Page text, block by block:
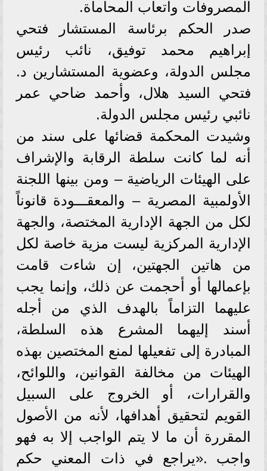
المصروفات واتعاب المحاماة.
صدر الحكم برئاسة المستشار فتحي
إبراهيم محمد توفيق، نائب رئيس
مجلس الدولة، وعضوية المستشارين د.
فتحي السيد هلال، وأحمد ضاحي عمر
نائبي رئيس مجلس الدولة.
وشيدت المحكمة قضائها على سند من
أنه لما كانت سلطة الرقابة والإشراف
على الهيئات الرياضية – ومن بينها اللجنة
الأولمبية المصرية – والمعقـــودة قانوناً
لكل من الجهة الإدارية المختصة، والجهة
الإدارية المركزية ليست مزية خاصة لكل
من هاتين الجهتين، إن شاءت قامت
بإعمالها أو أحجمت عن ذلك، وإنما يجب
عليهما التزاماً بالهدف الذي من أجله
أسند إليهما المشرع هذه السلطة،
المبادرة إلى تفعيلها لمنع المختصين بهذه
الهيئات من مخالفة القوانين، واللوائح،
والقرارات، أو الخروج على السبيل
القويم لتحقيق أهدافها، لأنه من الأصول
المقررة أن ما لا يتم الواجب إلا به فهو
واجب .«يراجع في ذات المعني حكم